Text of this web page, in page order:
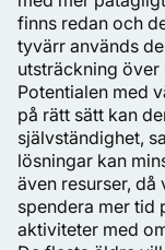
finns redan och
tyvärr används
utsträckning över
Potentialen med
på rätt sätt kan
självständighet,
lösningar kan
även resurser,
spendera mer tid
aktiviteter med